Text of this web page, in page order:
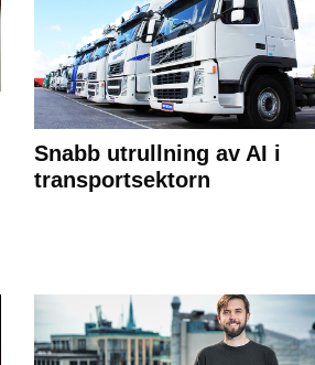
Snabb utrullning av AI i
transportsektorn